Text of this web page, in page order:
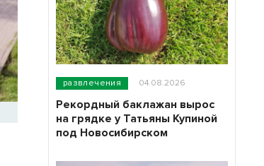
развлечения 04.08.2026
Рекордный баклажан вырос
на грядке у Татьяны Купиной
под Новосибирском